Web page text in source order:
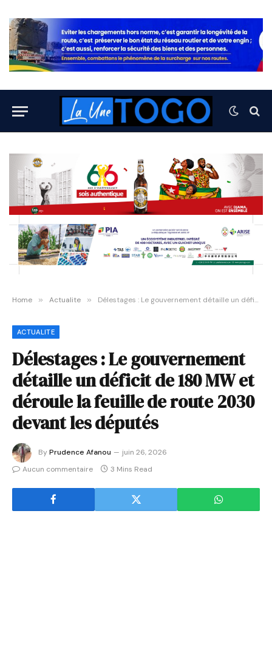
Home » Actualite » Délestages : Le gouvernement détaille un déficit de 180 MW et déroule la feuille de route 2030 devant les députés
ACTUALITE
Délestages : Le gouvernement
détaille un déficit de 180 MW et
déroule la feuille de route 2030
devant les députés
ByPrudence Afanou
juin 26, 2026
Aucun commentaire
3 Mins Read